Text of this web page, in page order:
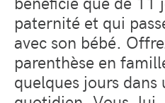
paternité et qui
avec son bébé.
parenthèse en
quelques jours dans